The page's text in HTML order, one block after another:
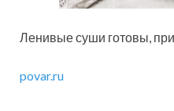
Ленивые суши готовы,
povar.ru